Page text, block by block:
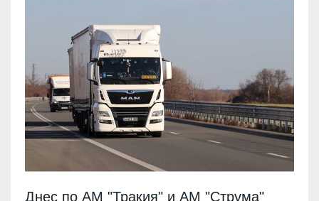
Днес по АМ "Тракия" и АМ "Струма"